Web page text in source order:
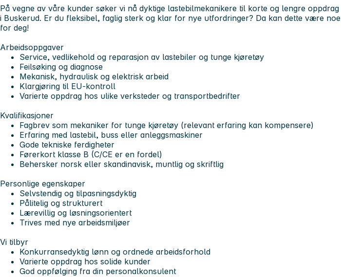
På vegne av våre kunder søker vi nå dyktige lastebilmekanikere til korte og lengre oppdrag
i Buskerud. Er du fleksibel, faglig sterk og klar for nye utfordringer? Da kan dette være noe
for deg!
Arbeidsoppgaver
Service, vedlikehold og reparasjon av lastebiler og tunge kjøretøy
Feilsøking og diagnose
Mekanisk, hydraulisk og elektrisk arbeid
Klargjøring til EU-kontroll
Varierte oppdrag hos ulike verksteder og transportbedrifter
Kvalifikasjoner
Fagbrev som mekaniker for tunge kjøretøy (relevant erfaring kan kompensere)
Erfaring med lastebil, buss eller anleggsmaskiner
Gode tekniske ferdigheter
Førerkort klasse B (C/CE er en fordel)
Behersker norsk eller skandinavisk, muntlig og skriftlig
Personlige egenskaper
Selvstendig og tilpasningsdyktig
Pålitelig og strukturert
Lærevillig og løsningsorientert
Trives med nye arbeidsmiljøer
Vi tilbyr
Konkurransedyktig lønn og ordnede arbeidsforhold
Varierte oppdrag hos solide kunder
God oppfølging fra din personalkonsulent